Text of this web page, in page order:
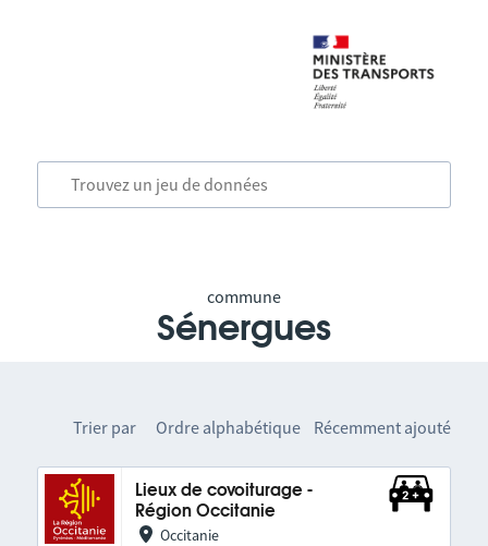
commune
Sénergues
Trier par Ordre alphabétique Récemment ajouté
Lieux de covoiturage -
Région Occitanie
Occitanie